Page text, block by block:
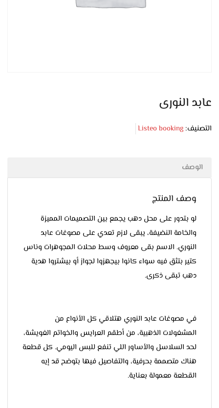
عابد النورى
التصنيف: Listeo booking
الوصف
وصف المنتج
لو بتدور على محل دهب يجمع بين التصميمات المميزة
والخامة النضيفة، يبقى لازم تعدي على مصوغات عابد
النوري. الاسم بقى معروف وسط محلات المجوهرات وناس
كتير بتثق فيه سواء كانوا بيجهزوا لجواز أو بيشتروا هدية
دهب تبقى ذكرى.
في مصوغات عابد النوري هتلاقي كل الأنواع من
المشغولات الذهبية، من أطقم العرايس والخواتم الغويشة،
لحد السلاسل والأساور اللي تنفع للبس اليومي. كل قطعة
هناك متصممة بحرفية، والتفاصيل فيها بتوضح قد إيه
القطعة معمولة بعناية.